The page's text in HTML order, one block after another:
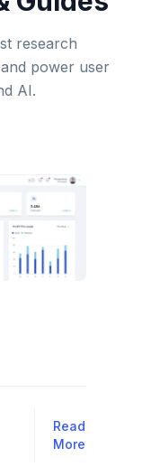
research
power user
AI.
Read
More